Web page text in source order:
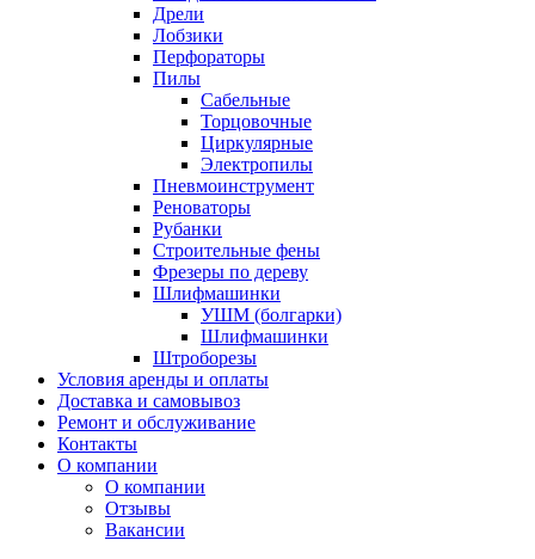
Дрели
Лобзики
Перфораторы
Пилы
Сабельные
Торцовочные
Циркулярные
Электропилы
Пневмоинструмент
Реноваторы
Рубанки
Строительные фены
Фрезеры по дереву
Шлифмашинки
УШМ (болгарки)
Шлифмашинки
Штроборезы
Условия аренды и оплаты
Доставка и самовывоз
Ремонт и обслуживание
Контакты
О компании
О компании
Отзывы
Вакансии